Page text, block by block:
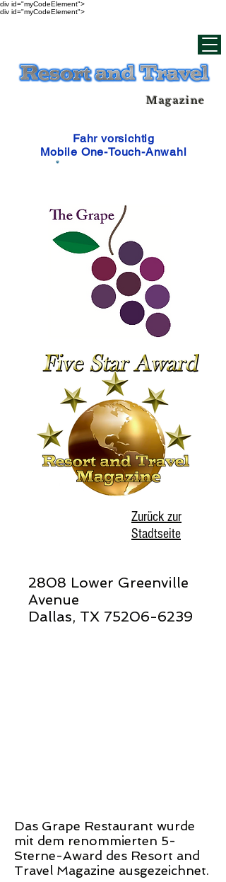
div id="myCodeElement">
div id="myCodeElement">
Magazine
Fahr vorsichtig
Mobile One-Touch-Anwahl
Zurück zur
Stadtseite
2808 Lower Greenville
Avenue
Dallas, TX 75206-6239
Das Grape Restaurant wurde
mit dem renommierten 5-
Sterne-Award des Resort and
Travel Magazine ausgezeichnet.